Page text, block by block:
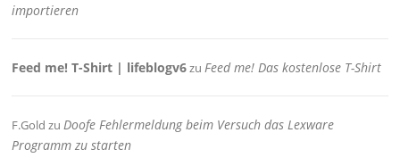
importieren
Feed me! T-Shirt | lifeblogv6zu Feed me! Das kostenlose T-Shirt
F.Gold zu Doofe Fehlermeldung beim Versuch das Lexware
Programm zu starten